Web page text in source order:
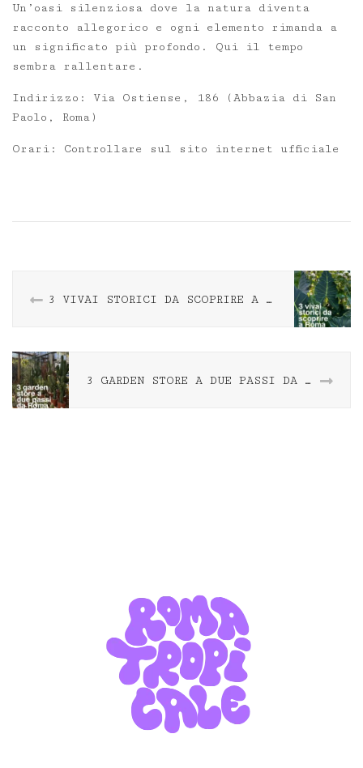
Un’oasi silenziosa dove la natura diventa
racconto allegorico e ogni elemento rimanda a
un significato più profondo. Qui il tempo
sembra rallentare.
Indirizzo: Via Ostiense, 186 (Abbazia di San
Paolo, Roma)
Orari: Controllare sul sito internet ufficiale
3 VIVAI STORICI DA SCOPRIRE A ROMA
3 GARDEN STORE A DUE PASSI DA ROMA